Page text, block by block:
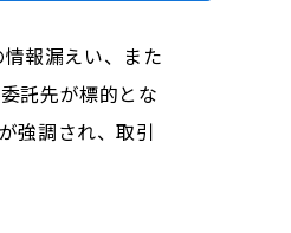
報漏えい、また
託先が標的とな
強調され、取引